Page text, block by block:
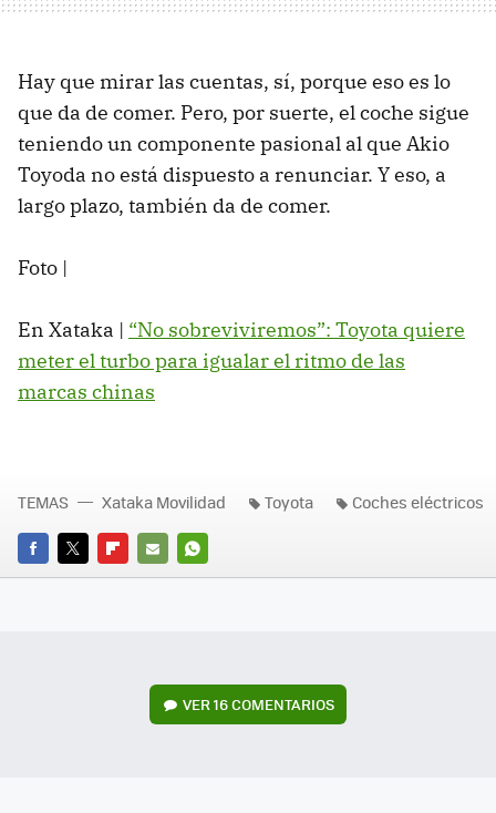
Hay que mirar las cuentas, sí, porque eso es lo
que da de comer. Pero, por suerte, el coche sigue
teniendo un componente pasional al que Akio
Toyoda no está dispuesto a renunciar. Y eso, a
largo plazo, también da de comer.
Foto |
En Xataka | “No sobreviviremos”: Toyota quiere
meter el turbo para igualar el ritmo de las
marcas chinas
FACEBOOK
TWITTERFLIPBOARD
E-
WHATSAPP
TEMAS Xataka Movilidad Toyota Coches eléctricos
VER16 COMENTARIOS